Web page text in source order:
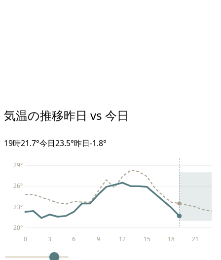
気温の推移昨日 vs 今日
19時21.7°今日23.5°昨日-1.8°
20°
23°
26°
29°
0 3 6 9 12 15 18 21